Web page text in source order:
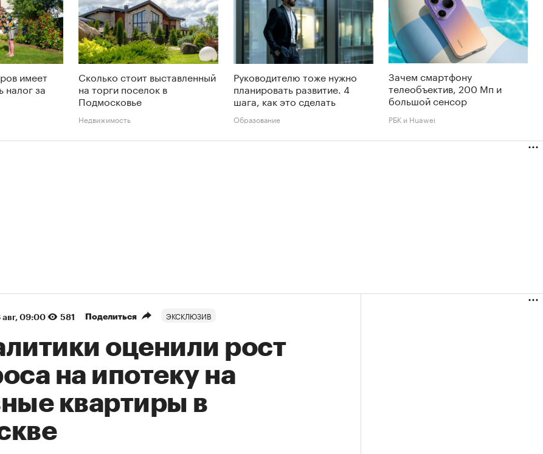
имеет
налог за
Сколько стоит выставленный
на торги поселок в
Подмосковье
Недвижимость
Руководителю тоже нужно
планировать развитие. 4
шага, как это сделать
Образование
Зачем смартфону
телеобъектив, 200 Мп и
большой сенсор
РБК и Huawei
авг, 09:00 581 Поделиться ЭКСКЛЮЗИВ
оценили рост
на ипотеку на
квартиры в